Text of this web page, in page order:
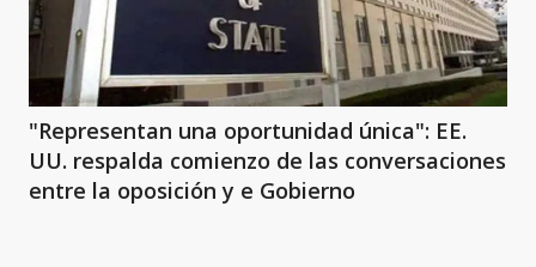
"Representan una oportunidad única": EE.
UU. respalda comienzo de las conversaciones
entre la oposición y e Gobierno